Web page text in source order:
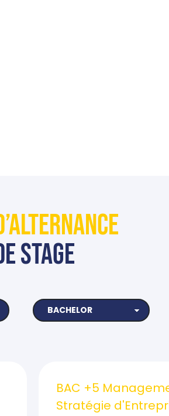
STAGE
BACHELOR
BAC +5
Stratégie